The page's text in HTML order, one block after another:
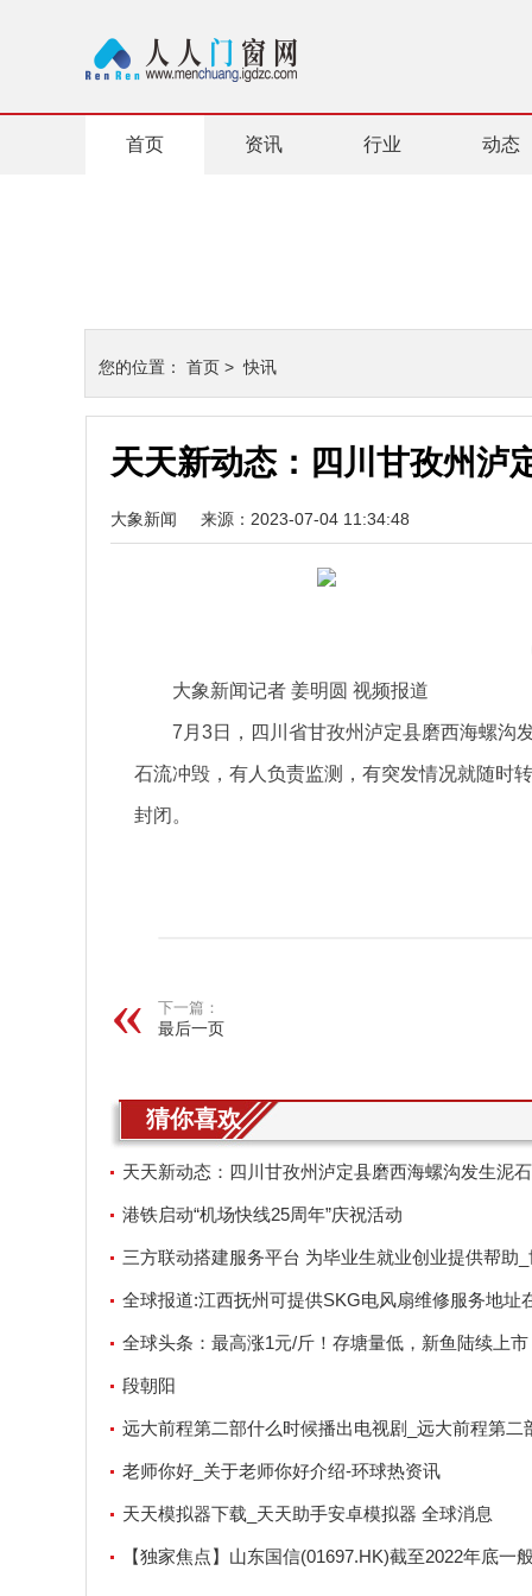
首页 资讯 行业 动态
您的位置： 首页 >快讯
天天新动态：四川甘孜州泸
大象新闻 来源：2023-07-04 11:34:48
大象新闻记者 姜明圆 视频报道
7月3日，四川省甘孜州泸定县磨西海螺沟
石流冲毁，有人负责监测，有突发情况就随时
封闭。
下一篇：
最后一页
猜你喜欢
天天新动态：四川甘孜州泸定县磨西海螺沟发生泥
港铁启动“机场快线25周年”庆祝活动
三方联动搭建服务平台 为毕业生就业创业提供帮助
讯全球报道:江西抚州可提供SKG电风扇维修服务地址
全球头条：最高涨1元/斤！存塘量低，新鱼陆续上市
一波涨价潮？
段朝阳
远大前程第二部什么时候播出电视剧_远大前程第二
时候播出
老师你好_关于老师你好介绍-环球热资讯
天天模拟器下载_天天助手安卓模拟器 全球消息
【独家焦点】山东国信(01697.HK)截至2022年底一